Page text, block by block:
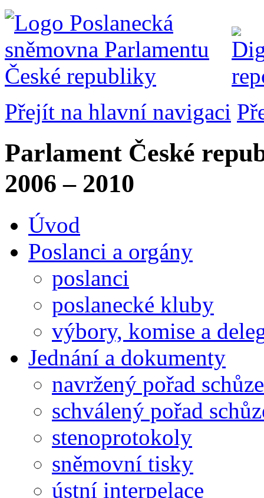
Přejít na hlavní navigaci
Parlament České
2006 – 2010
Úvod
Poslanci a orgány
poslanci
poslanecké kluby
výbory, komise a
Jednání a dokumenty
navržený pořad schůze
schválený pořad
stenoprotokoly
sněmovní tisky
ústní interpelace